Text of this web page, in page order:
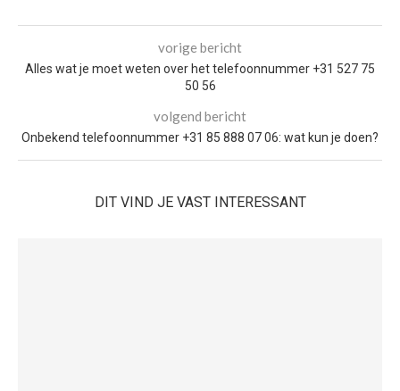
vorige bericht
Alles wat je moet weten over het telefoonnummer +31 527 75
50 56
volgend bericht
Onbekend telefoonnummer +31 85 888 07 06: wat kun je doen?
DIT VIND JE VAST INTERESSANT